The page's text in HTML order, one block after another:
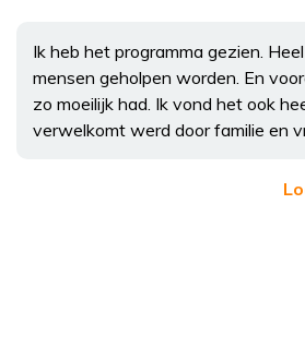
Ik heb het programma gezien.
mensen geholpen worden. En
zo moeilijk had. Ik vond het ook
verwelkomt werd door familie en